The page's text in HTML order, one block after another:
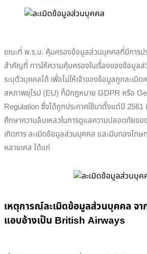
ขณะที่ พ.ร.บ. คุ้มครองข้อมูลส่วนบุคคลที่มีการประ
สำคัญที่ การให้ความคุ้มครองในเรื่องของข้อมูล
ระบุตัวบุคคลได้ เพื่อไม่ให้เจ้าของข้อมูลถูกละเมิด
สหภาพยุโรป (EU) ก็มีกฎหมาย GDPR หรือ
Regulation ซึ่งได้ถูกประกาศใช้มาตั้งแต่ปี
ศึกษาความล้มเหลวในการดูแลความปลอดภัยข
เกิดการ ละเมิดข้อมูลส่วนบุคคล และมีบทลงโทษ
หลายเคส ได้แก่
เหตุการณ์ละเมิดข้อมูลส่วนบุคคล จ
แอบอ้างเป็น British Airways